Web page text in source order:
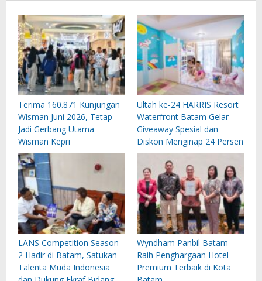
Terima 160.871 Kunjungan
Wisman Juni 2026, Tetap
Jadi Gerbang Utama
Wisman Kepri
Ultah ke-24 HARRIS Resort
Waterfront Batam Gelar
Giveaway Spesial dan
Diskon Menginap 24 Persen
LANS Competition Season
2 Hadir di Batam, Satukan
Talenta Muda Indonesia
Wyndham Panbil Batam
Raih Penghargaan Hotel
Premium Terbaik di Kota